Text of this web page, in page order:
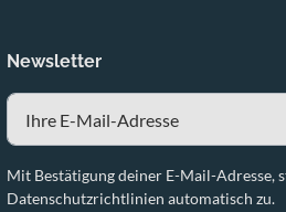
Newsletter
Mit Bestätigung deiner E-Mail-Adresse,
Datenschutzrichtlinien automatisch zu.